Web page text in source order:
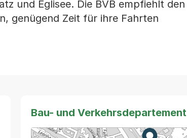
und Eglisee. Die BVB empfiehlt den
genügend Zeit für ihre Fahrten
Bau- und Verkehrsdepartement